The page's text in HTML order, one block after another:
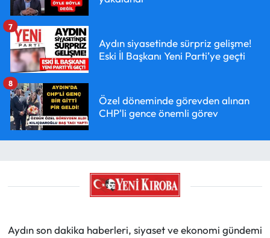
Aydın siyasetinde sürpriz gelişme!
Eski İl Başkanı Yeni Parti’ye geçti
7
Özel döneminde görevden alınan
CHP'li gence önemli görev
8
Aydın son dakika haberleri, siyaset ve ekonomi gündemi